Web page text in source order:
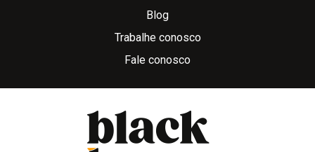
Blog
Trabalhe conosco
Fale conosco